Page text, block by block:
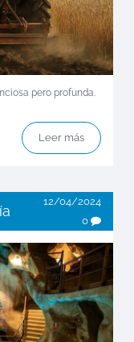
pero profunda.
Leer más
12/04/2024
0